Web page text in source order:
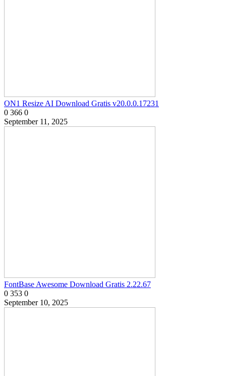
ON1 Resize AI Download Gratis v20.0.0.17231
0 366 0
September 11, 2025
FontBase Awesome Download Gratis 2.22.67
0 353 0
September 10, 2025